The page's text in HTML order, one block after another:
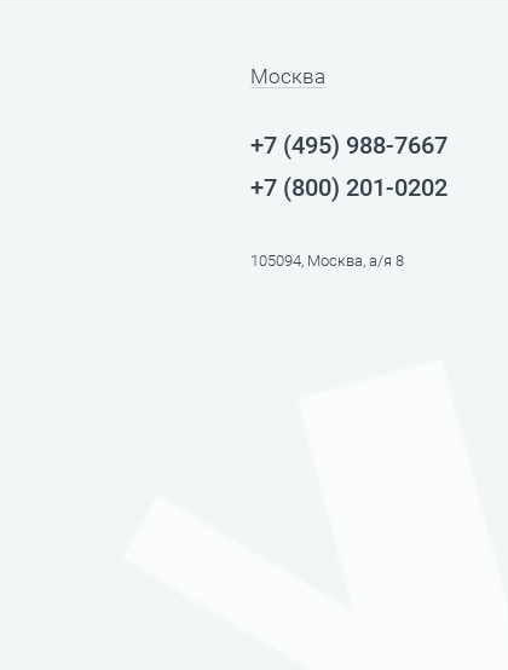
Москва
+7 (495) 988-7667
+7 (800) 201-0202
105094, Москва, а/я 8